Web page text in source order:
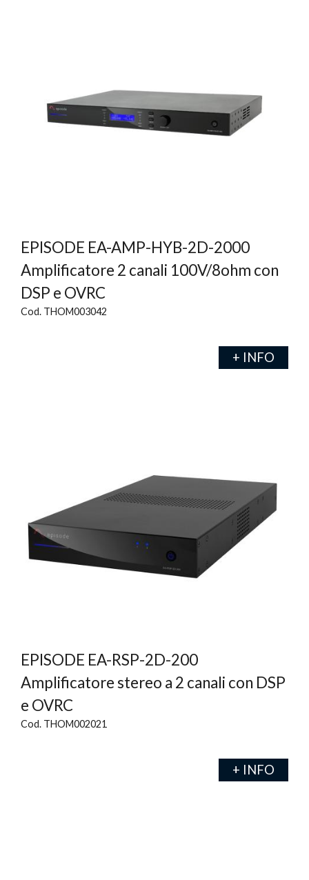
EPISODE EA-AMP-HYB-2D-2000
Amplificatore 2 canali 100V/8ohm con
DSP e OVRC
Cod. THOM003042
+ INFO
EPISODE EA-RSP-2D-200
Amplificatore stereo a 2 canali con DSP
e OVRC
Cod. THOM002021
+ INFO